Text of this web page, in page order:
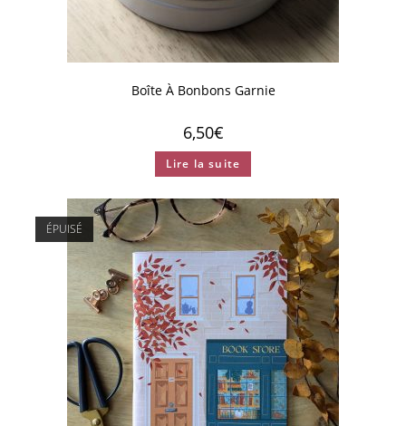
Boîte À Bonbons Garnie
6,50€
Lire la suite
ÉPUISÉ